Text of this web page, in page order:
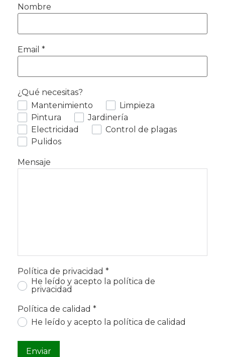
Nombre
Email *
¿Qué necesitas?
Mantenimiento
Limpieza
Pintura
Jardinería
Electricidad
Control de plagas
Pulidos
Mensaje
Política de privacidad *
He leído y acepto la política de
privacidad
Política de calidad *
He leído y acepto la política de calidad
Enviar